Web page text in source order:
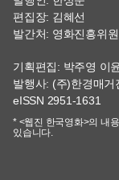
편집장: 김혜선
발간처: 영화진흥위
기획편집: 박주영 이
발행사: (주)한경매거
eISSN 2951-1631
* <웹진 한국영화>의 내
있습니다.